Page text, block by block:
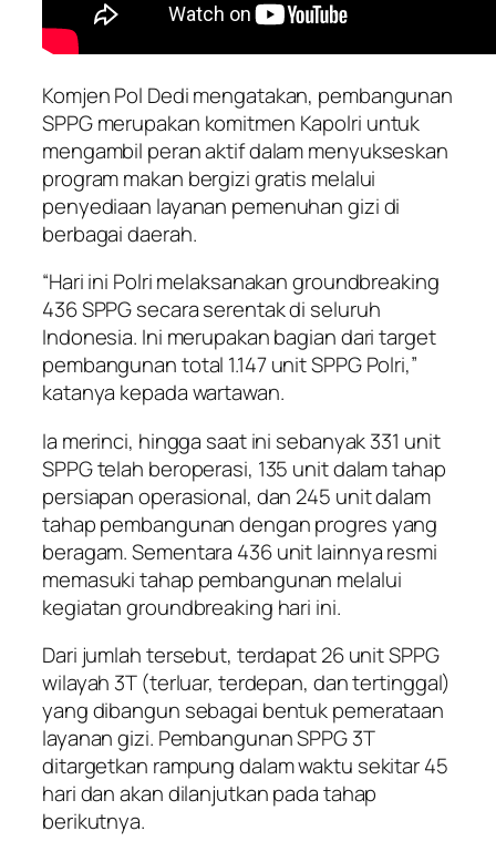
Komjen Pol Dedi mengatakan, pembangunan
SPPG merupakan komitmen Kapolri untuk
mengambil peran aktif dalam menyukseskan
program makan bergizi gratis melalui
penyediaan layanan pemenuhan gizi di
berbagai daerah.
“Hari ini Polri melaksanakan groundbreaking
436 SPPG secara serentak di seluruh
Indonesia. Ini merupakan bagian dari target
pembangunan total 1.147 unit SPPG Polri,”
katanya kepada wartawan.
Ia merinci, hingga saat ini sebanyak 331 unit
SPPG telah beroperasi, 135 unit dalam tahap
persiapan operasional, dan 245 unit dalam
tahap pembangunan dengan progres yang
beragam. Sementara 436 unit lainnya resmi
memasuki tahap pembangunan melalui
kegiatan groundbreaking hari ini.
Dari jumlah tersebut, terdapat 26 unit SPPG
wilayah 3T (terluar, terdepan, dan tertinggal)
yang dibangun sebagai bentuk pemerataan
layanan gizi. Pembangunan SPPG 3T
ditargetkan rampung dalam waktu sekitar 45
hari dan akan dilanjutkan pada tahap
berikutnya.